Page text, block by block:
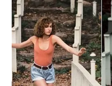
WAHANA
TANI
WAHANA
ADVOKAT